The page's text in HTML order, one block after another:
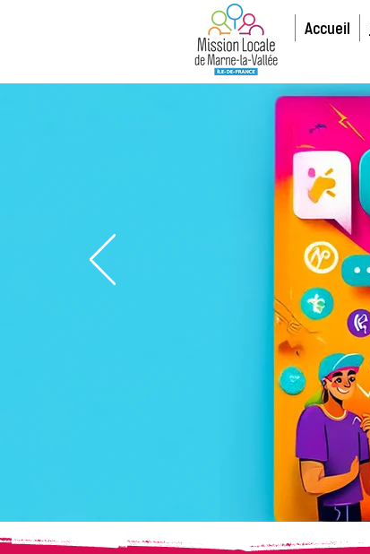
Accueil